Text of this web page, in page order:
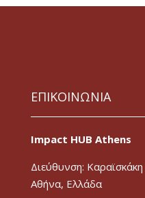
ΕΠΙΚΟΙΝΩΝΙΑ
Impact HUB Athens
Διεύθυνση:
Αθήνα, Ελλάδα